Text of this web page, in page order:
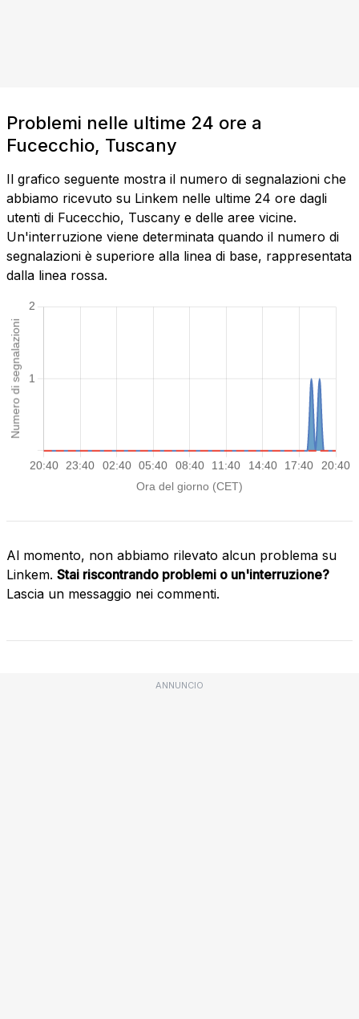
Problemi nelle ultime 24 ore a
Fucecchio, Tuscany
Il grafico seguente mostra il numero di segnalazioni che
abbiamo ricevuto su Linkem nelle ultime 24 ore dagli
utenti di Fucecchio, Tuscany e delle aree vicine.
Un'interruzione viene determinata quando il numero di
segnalazioni è superiore alla linea di base, rappresentata
dalla linea rossa.
Al momento, non abbiamo rilevato alcun problema su
Linkem. Stai riscontrando problemi o un'interruzione?
Lascia un messaggio nei commenti.
ANNUNCIO